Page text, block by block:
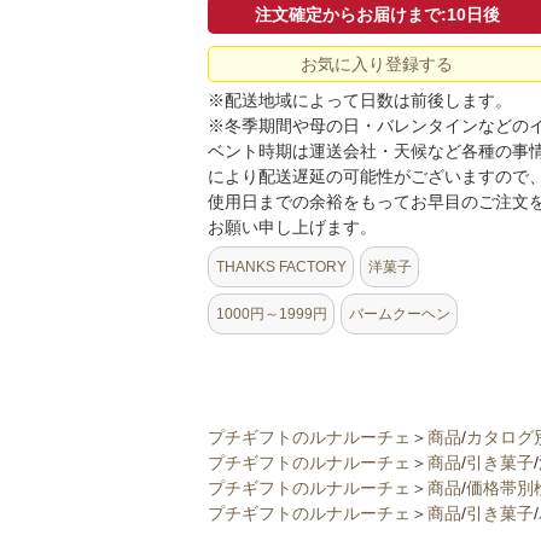
注文確定からお届けまで:10日後
お気に入り登録する
※配送地域によって日数は前後します。
※冬季期間や母の日・バレンタインなどの
ベント時期は運送会社・天候など各種の事
により配送遅延の可能性がございますので
使用日までの余裕をもってお早目のご注文
お願い申し上げます。
THANKS FACTORY 洋菓子
1000円～1999円 バームクーヘン
プチギフトのルナルーチェ ＞商品/カタログ
プチギフトのルナルーチェ ＞商品/引き菓子/
プチギフトのルナルーチェ ＞商品/価格帯別
プチギフトのルナルーチェ ＞商品/引き菓子/